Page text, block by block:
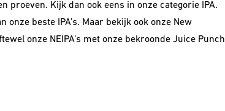
proeven. Kijk dan ook eens in onze categorie IPA.
onze beste IPA’s. Maar bekijk ook onzeNew
onze NEIPA’s met onze bekroonde Juice Punch